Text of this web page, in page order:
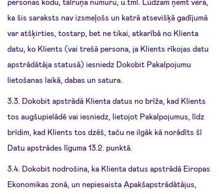
ka šis saraksts nav izsmeļošs un katrā atsevišķā gadījumā
var atšķirties, tostarp, bet ne tikai, atkarībā no Klienta
datu, ko Klients (vai trešā persona, ja Klients rīkojas datu
apstrādātāja statusā) iesniedz Dokobit Pakalpojumu
lietošanas laikā, dabas un satura.
3.3. Dokobit apstrādā Klienta datus no brīža, kad Klients
tos augšupielādē vai iesniedz, lietojot Pakalpojumus, līdz
brīdim, kad Klients tos dzēš, taču ne ilgāk kā norādīts šī
Datu apstrādes līguma 13.2. punktā.
3.4. Dokobit nodrošina, ka Klienta datus apstrādā Eiropas
Ekonomikas zonā, un nepiesaista Apakšapstrādātājus,